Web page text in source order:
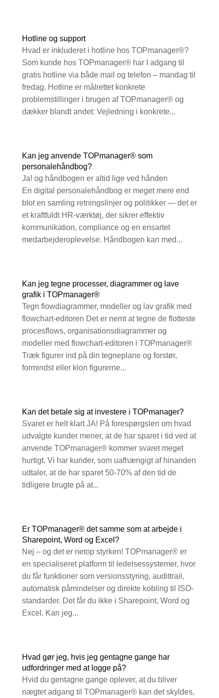
Hotline og support
Hvad er inkluderet i hotline hos TOPmanager®?
Som kunde hos TOPmanager® har I adgang til
gratis hotline via både mail og telefon – mandag til
fredag. Hotline er målrettet konkrete
problemstillinger i brugen af TOPmanager® og
dækker blandt andet: Vejledning i konkrete...
Kan jeg anvende TOPmanager® som
personalehåndbog?
Ja! og håndbogen er altid lige ved hånden
En digital personalehåndbog er meget mere end
blot en samling retningslinjer og politikker — det er
et kraftfuldt HR-værktøj, der sikrer effektiv
kommunikation, compliance og en ensartet
medarbejderoplevelse. Håndbogen kan med...
Kan jeg tegne processer, diagrammer og lave
grafik i TOPmanager®
Tegn flowdiagrammer, modeller og lav grafik med
flowchart-editoren Det er nemt at tegne de flotteste
procesflows, organisationsdiagrammer og
modeller med flowchart-editoren i TOPmanager®
Træk figurer ind på din tegneplane og forstør,
formindst eller klon figurerne...
Kan det betale sig at investere i TOPmanager?
Svaret er helt klart JA! På forespørgslen om hvad
udvalgte kunder mener, at de har sparet i tid ved at
anvende TOPmanager® kommer svaret meget
hurtigt. Vi har kunder, som uafhængigt af hinanden
udtaler, at de har sparet 50-70% af den tid de
tidligere brugte på at...
Er TOPmanager® det samme som at arbejde i
Sharepoint, Word og Excel?
Nej – og det er netop styrken! TOPmanager® er
en specialiseret platform til ledelsessystemer, hvor
du får funktioner som versionsstyring, audittrail,
automatisk påmindelser og direkte kobling til ISO-
standarder. Det får du ikke i Sharepoint, Word og
Excel. Kan jeg...
Hvad gør jeg, hvis jeg gentagne gange har
udfordringer med at logge på?
Hvid du gentagne gange oplever, at du bliver
nægtet adgang til TOPmanager® kan det skyldes,